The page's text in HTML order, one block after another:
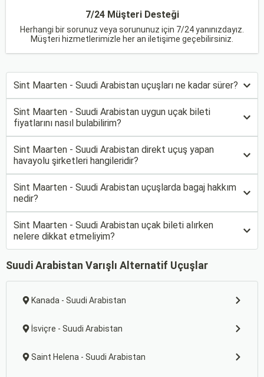
7/24 Müşteri Desteği
Herhangi bir sorunuz veya sorununuz için 7/24 yanınızdayız.
Müşteri hizmetlerimizle her an iletişime geçebilirsiniz.
Sint Maarten - Suudi Arabistan uçuşları ne kadar sürer?
Sint Maarten - Suudi Arabistan uygun uçak bileti
fiyatlarını nasıl bulabilirim?
Sint Maarten - Suudi Arabistan direkt uçuş yapan
havayolu şirketleri hangileridir?
Sint Maarten - Suudi Arabistan uçuşlarda bagaj hakkım
nedir?
Sint Maarten - Suudi Arabistan uçak bileti alırken
nelere dikkat etmeliyim?
Suudi Arabistan Varışlı Alternatif Uçuşlar
Kanada - Suudi Arabistan
İsviçre - Suudi Arabistan
Saint Helena - Suudi Arabistan